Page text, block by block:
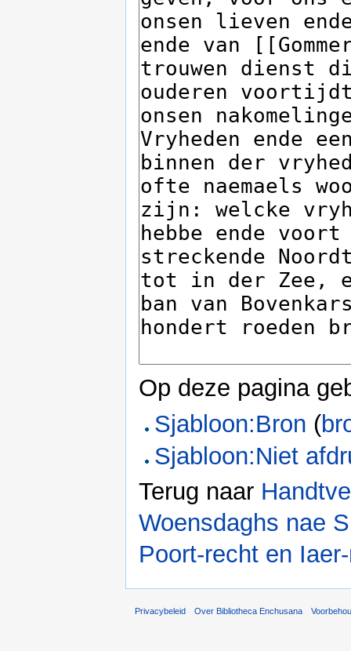
Op deze pagina
Sjabloon:Bron (
Sjabloon:Niet
Terug naar
Woensdaghs nae
Poort-recht en
Privacybeleid Over Bibliotheca Enchusana